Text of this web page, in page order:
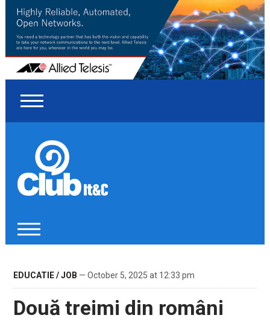
EDUCATIE / JOB — October 5, 2025 at 12:33 pm
Două treimi din români